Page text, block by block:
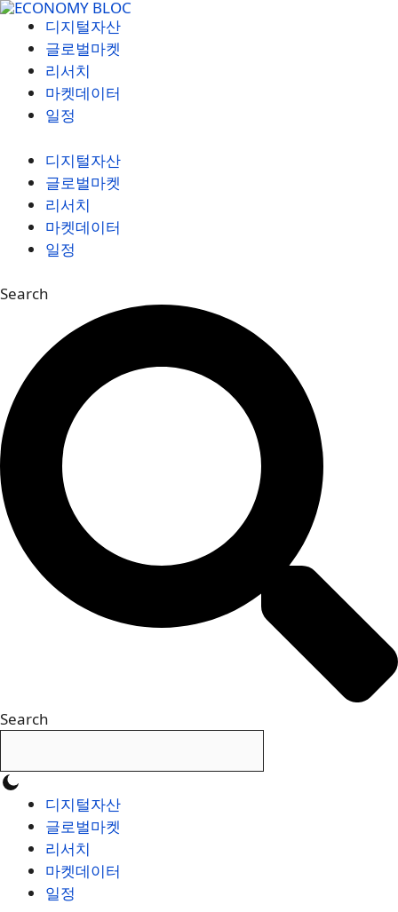
컨
디지털자산
글로벌마켓
리서치
마켓데이터
일정
디지털자산
글로벌마켓
리서치
마켓데이터
일정
Search
Search
디지털자산
글로벌마켓
리서치
마켓데이터
일정